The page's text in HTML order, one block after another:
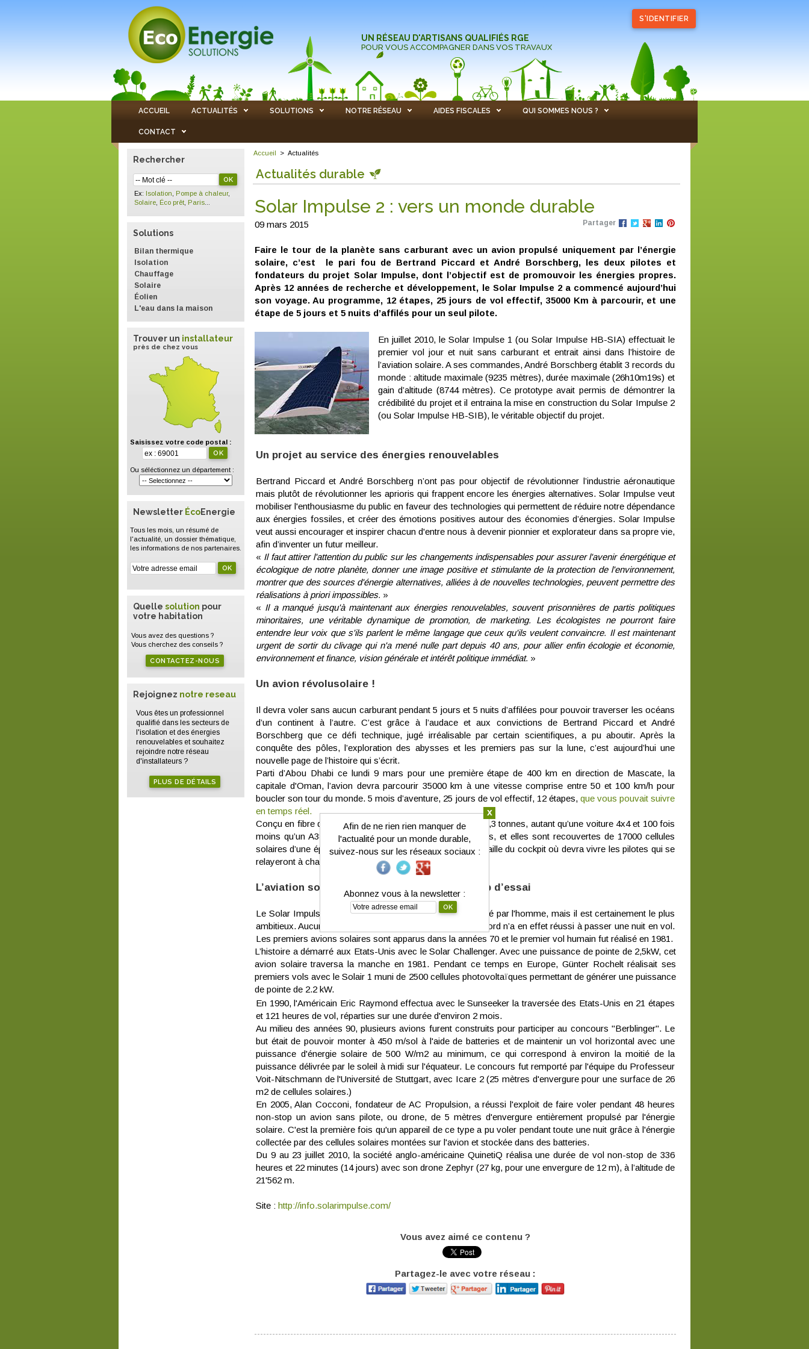
S'IDENTIFIER
UN RÉSEAU D'ARTISANS QUALIFIÉS RGE
POUR VOUS ACCOMPAGNER DANS VOS TRAVAUX
ACCUEIL ACTUALITÉS SOLUTIONS NOTRE RÉSEAU AIDES FISCALES QUI SOMMES NOUS ?
CONTACT
Rechercher
Ex: Isolation Pompe à chaleur,
Solaire Éco prêt Paris
Solutions
Bilan thermique
Isolation
Chauffage
Solaire
Éolien
L'eau dans la maison
Trouver un installateur
près de chez vous
Saisissez votre code postal :
Ou séléctionnez un département :
Newsletter ÉcoEnergie
Tous les mois, un résumé de
l'actualité, un dossier thématique,
les informations de nos partenaires.
Quelle solution pour
votre habitation
Vous avez des questions ?
Vous cherchez des conseils ?
CONTACTEZ-NOUS
Rejoignez notre reseau
Vous êtes un professionnel
qualifié dans les secteurs de
l'isolation et des énergies
renouvelables et souhaitez
rejoindre notre réseau
d'installateurs ?
PLUS DE DÉTAILS
Accueil > Actualités
Actualités durable
Solar Impulse 2 : vers un monde durable
09 mars 2015 Partager
Faire le tour de la planète sans carburant avec un avion propulsé uniquement par l’énergie
solaire, c’est le pari fou de Bertrand Piccard et André Borschberg, les deux pilotes et
fondateurs du projet Solar Impulse, dont l’objectif est de promouvoir les énergies propres.
Après 12 années de recherche et développement, le Solar Impulse 2 a commencé aujourd’hui
son voyage. Au programme, 12 étapes, 25 jours de vol effectif, 35000 Km à parcourir, et une
étape de 5 jours et 5 nuits d’affilés pour un seul pilote.
En juillet 2010, le Solar Impulse 1 (ou Solar Impulse HB-SIA) effectuait le
premier vol jour et nuit sans carburant et entrait ainsi dans l’histoire de
l’aviation solaire. A ses commandes, André Borschberg établit 3 records du
monde : altitude maximale (9235 mètres), durée maximale (26h10m19s) et
gain d’altitude (8744 mètres). Ce prototype avait permis de démontrer la
crédibilité du projet et il entraina la mise en construction du Solar Impulse 2
(ou Solar Impulse HB-SIB), le véritable objectif du projet.
Un projet au service des énergies renouvelables
Bertrand Piccard et André Borschberg n’ont pas pour objectif de révolutionner l’industrie aéronautique
mais plutôt de révolutionner les aprioris qui frappent encore les énergies alternatives. Solar Impulse veut
mobiliser l'enthousiasme du public en faveur des technologies qui permettent de réduire notre dépendance
aux énergies fossiles, et créer des émotions positives autour des économies d’énergies. Solar Impulse
veut aussi encourager et inspirer chacun d'entre nous à devenir pionnier et explorateur dans sa propre vie,
afin d’inventer un futur meilleur.
« Il faut attirer l'attention du public sur les changements indispensables pour assurer l'avenir énergétique et
écologique de notre planète, donner une image positive et stimulante de la protection de l'environnement,
montrer que des sources d'énergie alternatives, alliées à de nouvelles technologies, peuvent permettre des
réalisations à priori impossibles. »
« Il a manqué jusqu'à maintenant aux énergies renouvelables, souvent prisonnières de partis politiques
minoritaires, une véritable dynamique de promotion, de marketing. Les écologistes ne pourront faire
entendre leur voix que s'ils parlent le même langage que ceux qu'ils veulent convaincre. Il est maintenant
urgent de sortir du clivage qui n'a mené nulle part depuis 40 ans, pour allier enfin écologie et économie,
environnement et finance, vision générale et intérêt politique immédiat. »
Un avion révolusolaire !
Il devra voler sans aucun carburant pendant 5 jours et 5 nuits d’affilées pour pouvoir traverser les océans
d’un continent à l’autre. C’est grâce à l’audace et aux convictions de Bertrand Piccard et André
Borschberg que ce défi technique, jugé irréalisable par certain scientifiques, a pu aboutir. Après la
conquête des pôles, l’exploration des abysses et les premiers pas sur la lune, c’est aujourd’hui une
nouvelle page de l’histoire qui s’écrit.
Parti d’Abou Dhabi ce lundi 9 mars pour une première étape de 400 km en direction de Mascate, la
capitale d'Oman, l’avion devra parcourir 35000 km à une vitesse comprise entre 50 et 100 km/h pour
boucler son tour du monde. 5 mois d’aventure, 25 jours de vol effectif, 12 étapes, que vous pouvait suivre
en temps réel.
Conçu en fibre de carbone, Solar Impulse 2 ne pèse que 2,3 tonnes, autant qu’une voiture 4x4 et 100 fois
moins qu’un A380. L’envergure des ailes est de 72 mètres, et elles sont recouvertes de 17000 cellules
solaires d’une épaisseur de 135 microns. 3,8 m3, c’est la taille du cockpit où devra vivre les pilotes qui se
relayeront à chacune des étapes.
L’aviation solaire n’est pas à son premier coup d’essai
Le Solar Impulse n'est pas le premier avion solaire imaginé par l'homme, mais il est certainement le plus
ambitieux. Aucun de ses prédécesseurs avec un pilote à bord n’a en effet réussi à passer une nuit en vol.
Les premiers avions solaires sont apparus dans la années 70 et le premier vol humain fut réalisé en 1981.
L’histoire a démarré aux Etats-Unis avec le Solar Challenger. Avec une puissance de pointe de 2,5kW, cet
avion solaire traversa la manche en 1981. Pendant ce temps en Europe, Günter Rochelt réalisait ses
premiers vols avec le Solair 1 muni de 2500 cellules photovoltaïques permettant de générer une puissance
de pointe de 2.2 kW.
En 1990, l'Américain Eric Raymond effectua avec le Sunseeker la traversée des Etats-Unis en 21 étapes
et 121 heures de vol, réparties sur une durée d'environ 2 mois.
Au milieu des années 90, plusieurs avions furent construits pour participer au concours "Berblinger". Le
but était de pouvoir monter à 450 m/sol à l'aide de batteries et de maintenir un vol horizontal avec une
puissance d'énergie solaire de 500 W/m2 au minimum, ce qui correspond à environ la moitié de la
puissance délivrée par le soleil à midi sur l'équateur. Le concours fut remporté par l'équipe du Professeur
Voit-Nitschmann de l'Université de Stuttgart, avec Icare 2 (25 mètres d'envergure pour une surface de 26
m2 de cellules solaires.)
En 2005, Alan Cocconi, fondateur de AC Propulsion, a réussi l'exploit de faire voler pendant 48 heures
non-stop un avion sans pilote, ou drone, de 5 mètres d'envergure entièrement propulsé par l'énergie
solaire. C'est la première fois qu'un appareil de ce type a pu voler pendant toute une nuit grâce à l'énergie
collectée par des cellules solaires montées sur l'avion et stockée dans des batteries.
Du 9 au 23 juillet 2010, la société anglo-américaine QuinetiQ réalisa une durée de vol non-stop de 336
heures et 22 minutes (14 jours) avec son drone Zephyr (27 kg, pour une envergure de 12 m), à l’altitude de
21'562 m.
Site : http://info.solarimpulse.com/
Vous avez aimé ce contenu ?
Partagez-le avec votre réseau :
x
Afin de ne rien rien manquer de
l'actualité pour un monde durable,
suivez-nous sur les réseaux sociaux :
Abonnez vous à la newsletter :